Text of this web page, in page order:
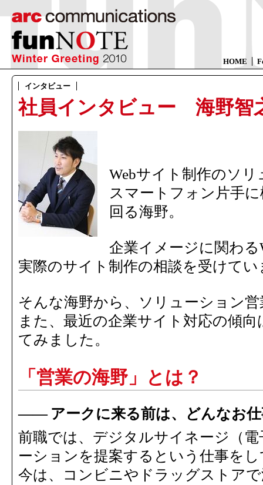
HOME
インタビュー
社員インタビュー 海野智
Webサイト制作のソ
スマートフォン片手
回る海野。
企業イメージに関わ
実際のサイト制作の相談を受けてい
そんな海野から、ソリューション
また、最近の企業サイト対応の傾
てみました。
「営業の海野」とは？
アークに来る前は、どんなお
前職では、デジタルサイネージ（
ーションを提案するという仕事を
今は、コンビニやドラッグストア